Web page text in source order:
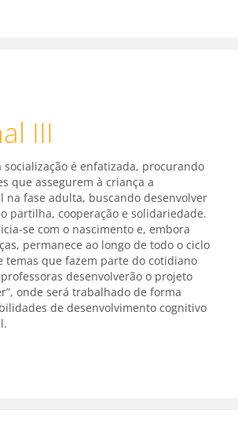
III
socialização é enfatizada, procurando
que assegurem à criança a
na fase adulta, buscando desenvolver
partilha, cooperação e solidariedade.
se com o nascimento e, embora
permanece ao longo de todo o ciclo
temas que fazem parte do cotidiano
desenvolverão o projeto
onde será trabalhado de forma
de desenvolvimento cognitivo